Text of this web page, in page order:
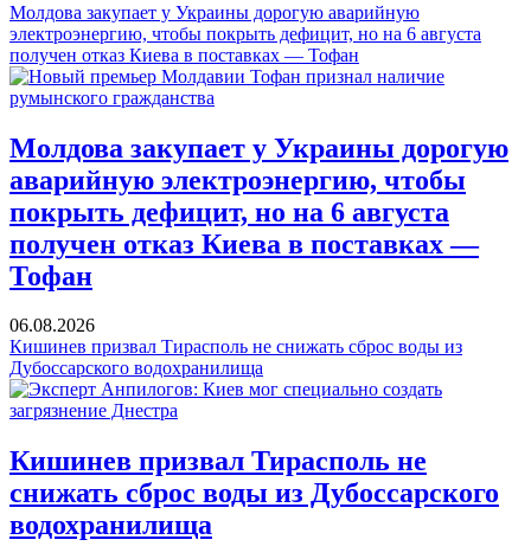
Молдова закупает у Украины дорогую аварийную
электроэнергию, чтобы покрыть дефицит, но на 6 августа
получен отказ Киева в поставках — Тофан
Молдова закупает у Украины дорогую
аварийную электроэнергию, чтобы
покрыть дефицит, но на 6 августа
получен отказ Киева в поставках —
Тофан
06.08.2026
Кишинев призвал Тирасполь не снижать сброс воды из
Дубоссарского водохранилища
Кишинев призвал Тирасполь не
снижать сброс воды из Дубоссарского
водохранилища